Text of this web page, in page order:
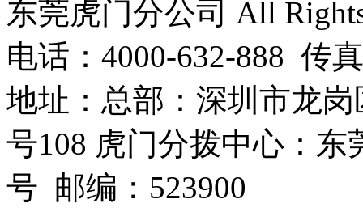
东莞虎门分公司 All
电话：4000-632-888 传
地址：总部：深圳市龙
号108 虎门分拨中心：
号 邮编：523900